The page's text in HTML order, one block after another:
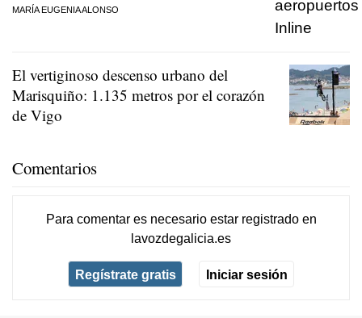
MARÍA EUGENIA ALONSO
El vertiginoso descenso urbano del
Marisquiño: 1.135 metros por el corazón
de Vigo
Comentarios
Para comentar es necesario estar registradoen
lavozdegalicia.es
Regístrate gratis Iniciar sesión